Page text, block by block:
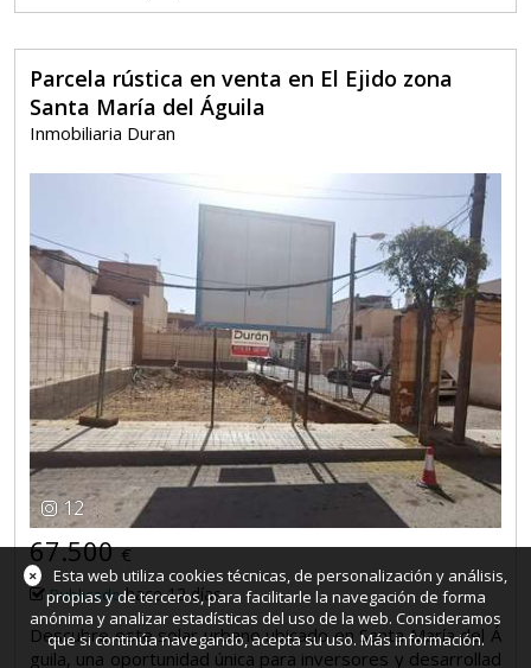
Parcela rústica en venta en El Ejido zona
Santa María del Águila
Inmobiliaria Duran
12
67.500€
Publicadohace 12 días
Descubre este solar urbano ubicado en Santa María del Á
guila, una oportunidad única para inversores y desarrollad
×
Esta web utiliza cookies técnicas, de personalización y análisis,
propias y de terceros, para facilitarle la navegación de forma
anónima y analizar estadísticas del uso de la web. Consideramos
que si continúa navegando, acepta su uso. Más información.